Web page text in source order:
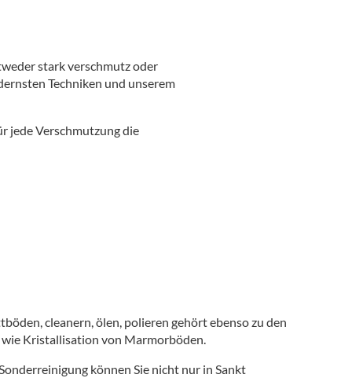
stark verschmutz oder
Techniken und unserem
jede Verschmutzung die
cleanern, ölen, polieren gehört ebenso zu den
Kristallisation von Marmorböden.
können Sie nicht nur in Sankt